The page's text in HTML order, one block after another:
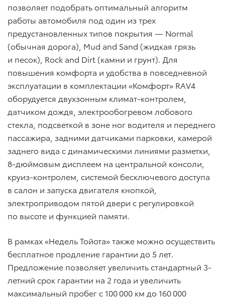
позволяет подобрать оптимальный алгоритм
работы автомобиля под один из трех
предустановленных типов покрытия — Normal
(обычная дорога), Mud and Sand (жидкая грязь
и песок), Rock and Dirt (камни и грунт). Для
повышения комфорта и удобства в повседневной
эксплуатации в комплектации «Комфорт» RAV4
оборудуется двухзонным климат-контролем,
датчиком дождя, электрообогревом лобового
стекла, подсветкой в зоне ног водителя и переднего
пассажира, задними датчиками парковки, камерой
заднего вида с динамическими линиями разметки,
8-дюймовым дисплеем на центральной консоли,
круиз-контролем, системой бесключевого доступа
в салон и запуска двигателя кнопкой,
электроприводом пятой двери с регулировкой
по высоте и функцией памяти.
В рамках «Недель Тойота» также можно осуществить
бесплатное продление гарантии до 5 лет.
Предложение позволяет увеличить стандартный 3-
летний срок гарантии на 2 года и увеличить
максимальный пробег с 100 000 км до 160 000